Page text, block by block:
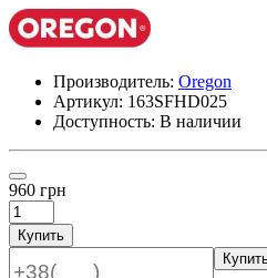
Производитель: Oregon
Артикул: 163SFHD025
Доступность: В наличии
960 грн
Купить